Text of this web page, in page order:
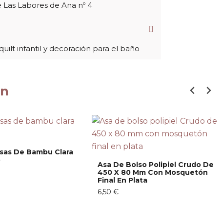
Labores de Ana nº 4
infantil y decoración para el baño
De Bambu Clara
Asa De Bolso Polipiel Crudo De
450 X 80 Mm Con Mosquetón
Final En Plata
6,50 €